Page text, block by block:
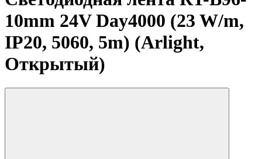
10mm 24V Day4000 (23 W/m,
IP20, 5060, 5m) (Arlight,
Открытый)